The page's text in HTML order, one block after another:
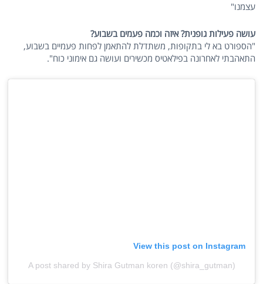
עצמנו"
עושה פעילות גופנית? איזה וכמה פעמים בשבוע?
"הספורט בא לי בתקופות, משתדלת להתאמן לפחות פעמיים בשבוע,
התאהבתי לאחרונה בפילאטיס מכשירים ועושה גם אימוני כוח".
View this post on Instagram
A post shared by Shira Gutman koren (@shira_gutman)